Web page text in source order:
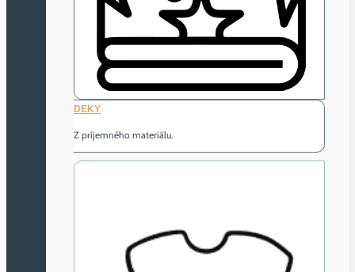
DEKY
Z príjemného materiálu.